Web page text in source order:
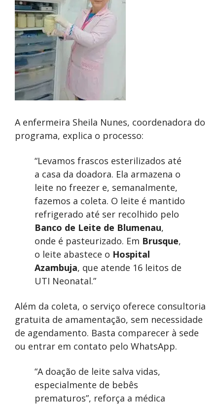
A enfermeira Sheila Nunes, coordenadora do
programa, explica o processo:
“Levamos frascos esterilizados até
a casa da doadora. Ela armazena o
leite no freezer e, semanalmente,
fazemos a coleta. O leite é mantido
refrigerado até ser recolhido pelo
Banco de Leite de Blumenau,
onde é pasteurizado. Em Brusque,
o leite abastece o Hospital
Azambuja, que atende 16 leitos de
UTI Neonatal.”
Além da coleta, o serviço oferece consultoria
gratuita de amamentação, sem necessidade
de agendamento. Basta comparecer à sede
ou entrar em contato pelo WhatsApp.
“A doação de leite salva vidas,
especialmente de bebês
prematuros”, reforça a médica